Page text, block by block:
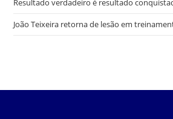
Resultado verdadeiro é resultado
João Teixeira retorna de lesão em